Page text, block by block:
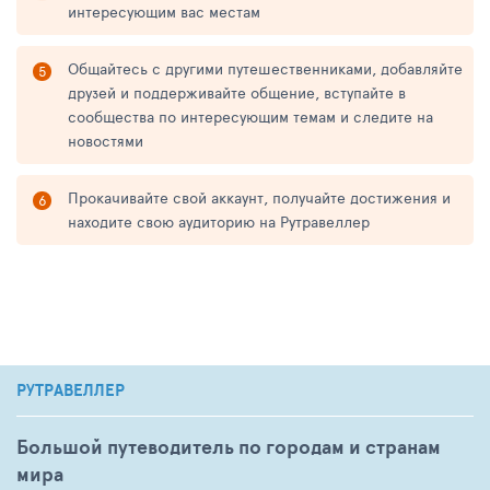
интересующим вас местам
Общайтесь с другими путешественниками, добавляйте
друзей и поддерживайте общение, вступайте в
сообщества по интересующим темам и следите на
новостями
Прокачивайте свой аккаунт, получайте достижения и
находите свою аудиторию на Рутравеллер
РУТРАВЕЛЛЕР
Большой путеводитель по городам и странам
мира